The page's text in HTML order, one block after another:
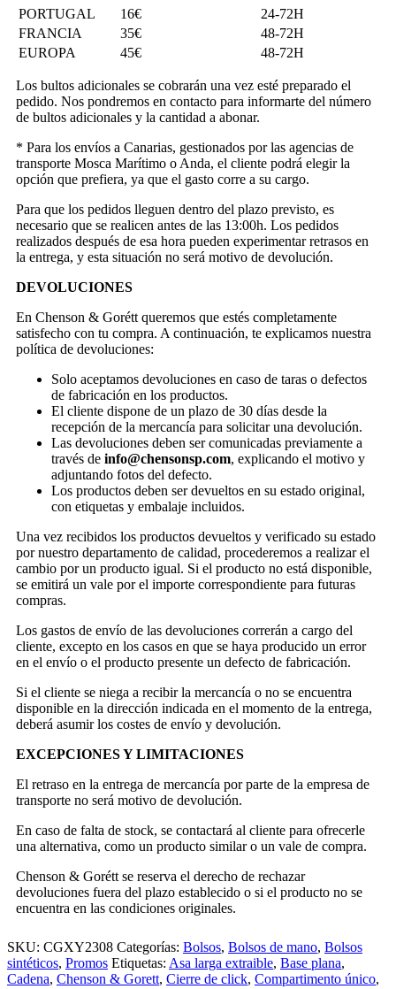
PORTUGAL
16€
24-72H
FRANCIA
35€
48-72H
EUROPA
45€ 48-72H
Los bultos adicionales se cobrarán una vez esté preparado el
pedido. Nos pondremos en contacto para informarte del número
de bultos adicionales y la cantidad a abonar.
* Para los envíos a Canarias, gestionados por las agencias de
transporte Mosca Marítimo o Anda, el cliente podrá elegir la
opción que prefiera, ya que el gasto corre a su cargo.
Para que los pedidos lleguen dentro del plazo previsto, es
necesario que se realicen antes de las 13:00h. Los pedidos
realizados después de esa hora pueden experimentar retrasos en
la entrega, y esta situación no será motivo de devolución.
DEVOLUCIONES
En Chenson & Gorétt queremos que estés completamente
satisfecho con tu compra. A continuación, te explicamos nuestra
política de devoluciones:
Solo aceptamos devoluciones en caso de taras o defectos
de fabricación en los productos.
El cliente dispone de un plazo de 30 días desde la
recepción de la mercancía para solicitar una devolución.
Las devoluciones deben ser comunicadas previamente a
través de info@chensonsp.com, explicando el motivo y
adjuntando fotos del defecto.
Los productos deben ser devueltos en su estado original,
con etiquetas y embalaje incluidos.
Una vez recibidos los productos devueltos y verificado su estado
por nuestro departamento de calidad, procederemos a realizar el
cambio por un producto igual. Si el producto no está disponible,
se emitirá un vale por el importe correspondiente para futuras
compras.
Los gastos de envío de las devoluciones correrán a cargo del
cliente, excepto en los casos en que se haya producido un error
en el envío o el producto presente un defecto de fabricación.
Si el cliente se niega a recibir la mercancía o no se encuentra
disponible en la dirección indicada en el momento de la entrega,
deberá asumir los costes de envío y devolución.
EXCEPCIONES Y LIMITACIONES
El retraso en la entrega de mercancía por parte de la empresa de
transporte no será motivo de devolución.
En caso de falta de stock, se contactará al cliente para ofrecerle
una alternativa, como un producto similar o un vale de compra.
Chenson & Gorétt se reserva el derecho de rechazar
devoluciones fuera del plazo establecido o si el producto no se
encuentra en las condiciones originales.
SKU: CGXY2308 Categorías: Bolsos, Bolsos de mano, Bolsos
sintéticos, Promos Etiquetas: Asa larga extraible, Base plana,
Cadena, Chenson & Gorett, Cierre de click, Compartimento único,